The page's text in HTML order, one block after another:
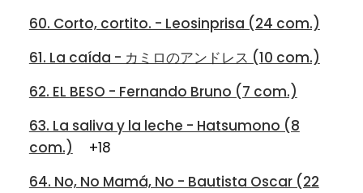
60. Corto, cortito. - Leosinprisa (24 com.)
61. La caída - カミロのアンドレス (10 com.)
62. EL BESO - Fernando Bruno (7 com.)
63. La saliva y la leche - Hatsumono (8
com.)
+18
64. No, No Mamá, No - Bautista Oscar (22